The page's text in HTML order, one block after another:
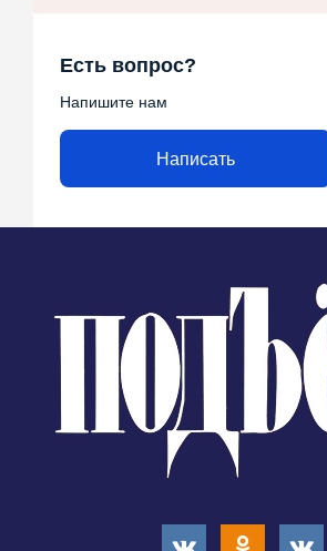
Есть вопрос?
Напишите нам
Написать